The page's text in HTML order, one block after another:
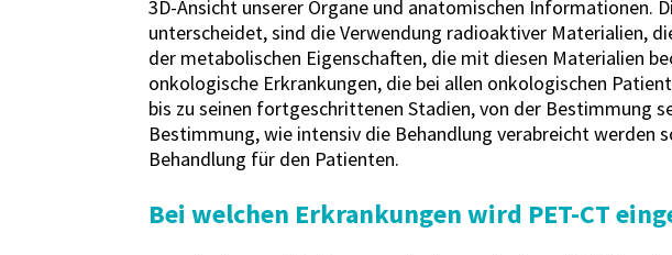
3D-Ansicht unserer Organe und anatomischen Informationen.
unterscheidet, sind die Verwendung radioaktiver Materialien,
der metabolischen Eigenschaften, die mit diesen Materialien
onkologische Erkrankungen, die bei allen onkologischen
bis zu seinen fortgeschrittenen Stadien, von der Bestimmung
Bestimmung, wie intensiv die Behandlung verabreicht werden
Behandlung für den Patienten.
Bei welchen Erkrankungen wird PET-CT